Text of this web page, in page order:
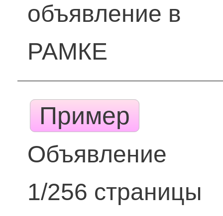
объявление в
РАМКЕ
Пример
Объявление
1/256 страницы